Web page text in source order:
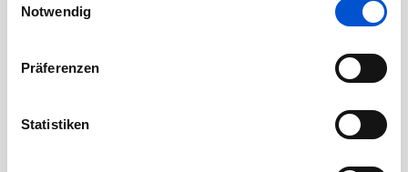
Notwendig
Präferenzen
Statistiken